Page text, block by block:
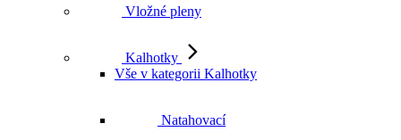
Vložné pleny
Kalhotky
Vše v kategorii Kalhotky
Natahovací